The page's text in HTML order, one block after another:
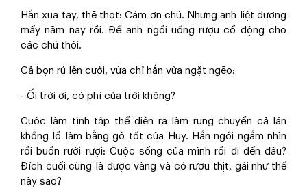
Hắn xua tay, thẽ thọt: Cám ơn chú. Nhưng anh liệt dương
mấy năm nay rồi. Để anh ngồi uống rượu cổ động cho
các chú thôi.
Cả bọn rú lên cười, vừa chỉ hắn vừa ngặt ngẽo:
- Ối trời ơi, có phí của trời không?
Cuộc làm tình tập thể diễn ra làm rung chuyển cả lán
khổng lồ làm bằng gỗ tốt của Huy. Hắn ngồi ngắm nhìn
rồi buồn rười rượi: Cuộc sống của mình rồi đi đến đâu?
Đích cuối cùng là được vàng và có rượu thịt, gái như thế
này sao?